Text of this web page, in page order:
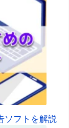
ソフトを解説